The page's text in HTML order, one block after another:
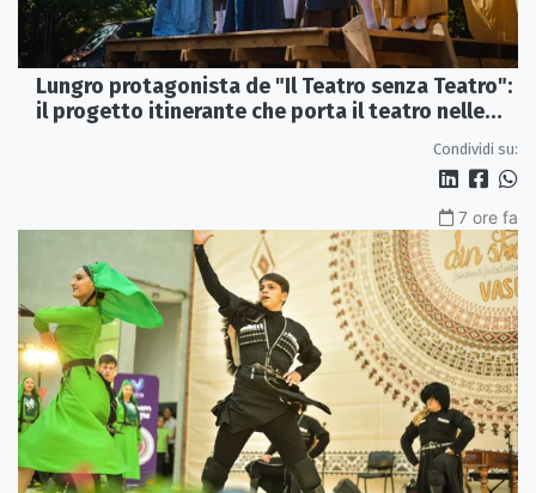
Lungro protagonista de "Il Teatro senza Teatro":
il progetto itinerante che porta il teatro nelle
Condividi su:
7 ore fa